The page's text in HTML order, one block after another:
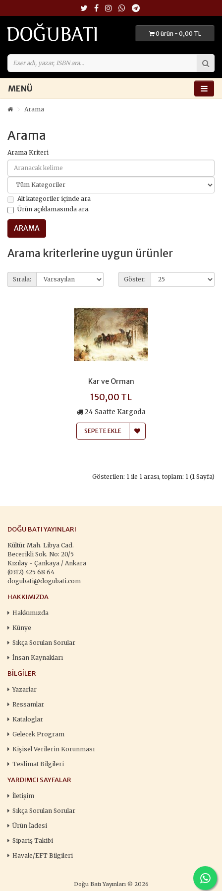
0 ürün - 0,00 TL
MENÜ
Arama
Arama
Arama Kriteri
Alt kategoriler içinde ara
Ürün açıklamasında ara.
Arama kriterlerine uygun ürünler
Sırala: Göster:
Kar ve Orman
150,00 TL
24 Saatte Kargoda
SEPETE EKLE
Gösterilen: 1 ile 1 arası, toplam: 1 (1 Sayfa)
DOĞU BATI YAYINLARI
Kültür Mah. Libya Cad.
Becerikli Sok. No: 20/5
Kızılay - Çankaya / Ankara
(0312) 425 68 64
dogubati@dogubati.com
HAKKIMIZDA
Hakkımızda
Künye
Sıkça Sorulan Sorular
İnsan Kaynakları
BILGILER
Yazarlar
Ressamlar
Kataloglar
Gelecek Program
Kişisel Verilerin Korunması
Teslimat Bilgileri
YARDIMCI SAYFALAR
İletişim
Sıkça Sorulan Sorular
Ürün İadesi
Sipariş Takibi
Havale/EFT Bilgileri
Doğu Batı Yayınları © 2026